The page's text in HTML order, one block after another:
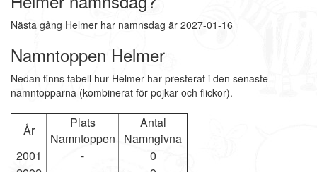
Nästa gång Helmer har namnsdag är 2027-01-16
Namntoppen Helmer
Nedan finns tabell hur Helmer har presterat i den senaste
namntopparna (kombinerat för pojkar och flickor).
År
Plats
Namntoppen
Antal
Namngivna
2001
-
0